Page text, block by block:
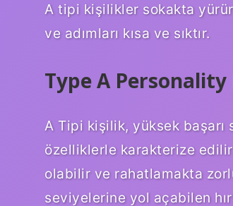
A tipi kişilikler sokakta
ve adımları kısa ve sıktır.
Type A Personality
A Tipi kişilik, yüksek
özelliklerle karakterize
olabilir ve rahatlamakta
seviyelerine yol açabilen